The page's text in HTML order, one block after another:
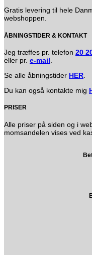
Gratis levering til hele
webshoppen.
ÅBNINGSTIDER & KONTAKT
Jeg træffes pr. telefon 20
eller pr. e-mail
Se alle åbningstider HER
Du kan også kontakte mig
PRISER
Alle priser på siden og i
momsandelen vises ved